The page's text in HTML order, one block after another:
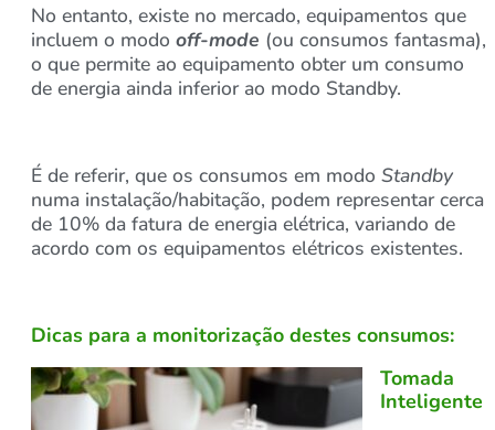
No entanto, existe no mercado, equipamentos que
incluem o modo off-mode (ou consumos fantasma),
o que permite ao equipamento obter um consumo
de energia ainda inferior ao modo Standby.
É de referir, que os consumos em modo Standby
numa instalação/habitação, podem representar cerca
de 10% da fatura de energia elétrica, variando de
acordo com os equipamentos elétricos existentes.
Dicas para a monitorização destes consumos:
Tomada
Inteligente